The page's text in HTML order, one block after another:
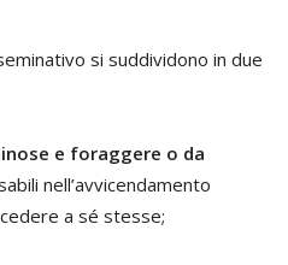
si suddividono in due
e foraggere o da
nell’avvicendamento
a sé stesse;